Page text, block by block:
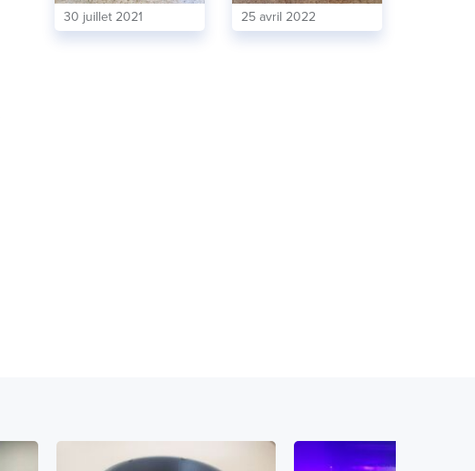
30 juillet 2021 25 avril 2022